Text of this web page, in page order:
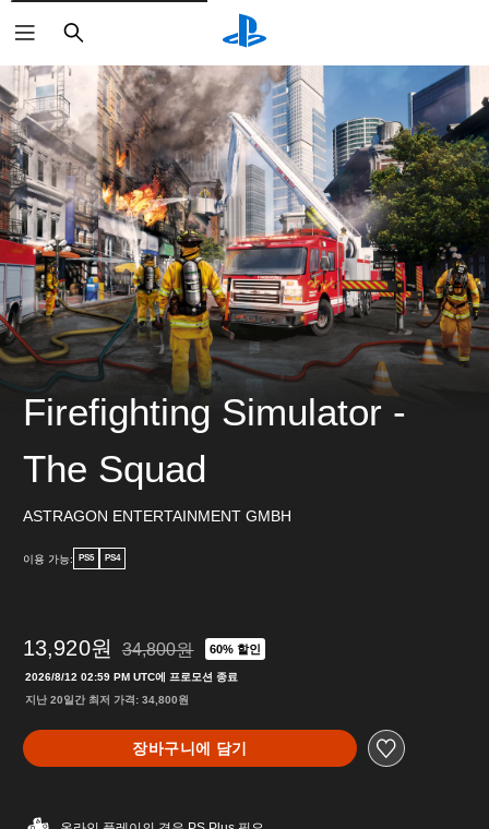
검
색
Firefighting Simulator -
The Squad
ASTRAGON ENTERTAINMENT GMBH
이용 가능: PS5 PS4
13,920원 34,800원의 원래 가격에서 할인됨
34,800원 60% 할인
2026/8/12 02:59 PM UTC에 프로모션 종료
지난 20일간 최저 가격: 34,800원
장바구니에 담기